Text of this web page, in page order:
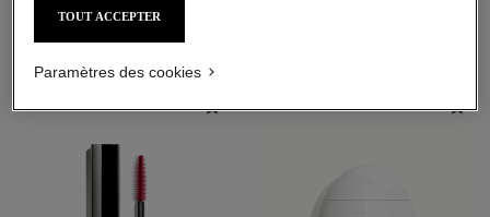
L'ACCORD PARFAIT
TOUT ACCEPTER
Paramètres des cookies